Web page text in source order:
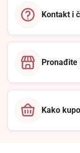
Kontakt i
Pronađite
Kako